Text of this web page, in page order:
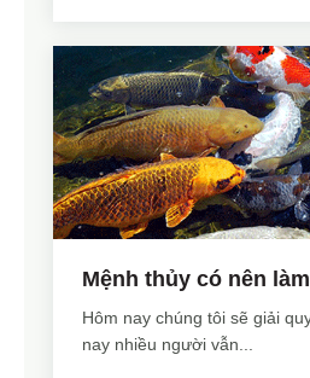
Mệnh thủy có nên
Hôm nay chúng tôi sẽ giải
nay nhiều người vẫn...